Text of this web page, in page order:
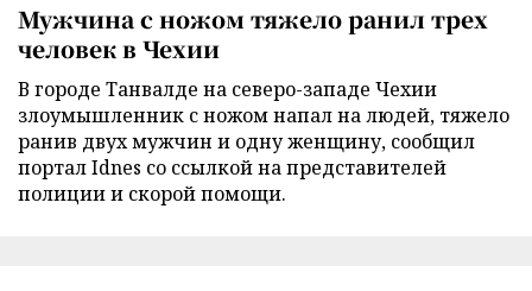
Мужчина с ножом тяжело ранил трех
человек в Чехии
В городе Танвалде на северо-западе Чехии
злоумышленник с ножом напал на людей, тяжело
ранив двух мужчин и одну женщину, сообщил
портал Idnes со ссылкой на представителей
полиции и скорой помощи.